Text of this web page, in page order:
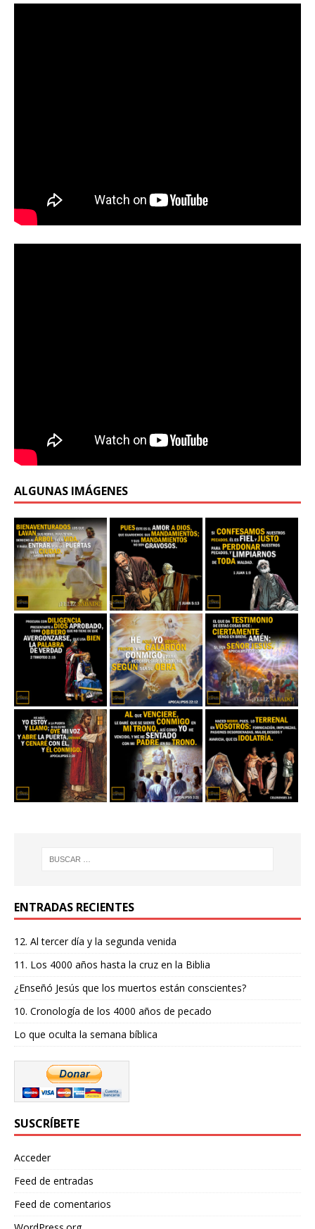
ALGUNAS IMÁGENES
ENTRADAS RECIENTES
12. Al tercer día y la segunda venida
11. Los 4000 años hasta la cruz en la Biblia
¿Enseñó Jesús que los muertos están conscientes?
10. Cronología de los 4000 años de pecado
Lo que oculta la semana bíblica
SUSCRÍBETE
Acceder
Feed de entradas
Feed de comentarios